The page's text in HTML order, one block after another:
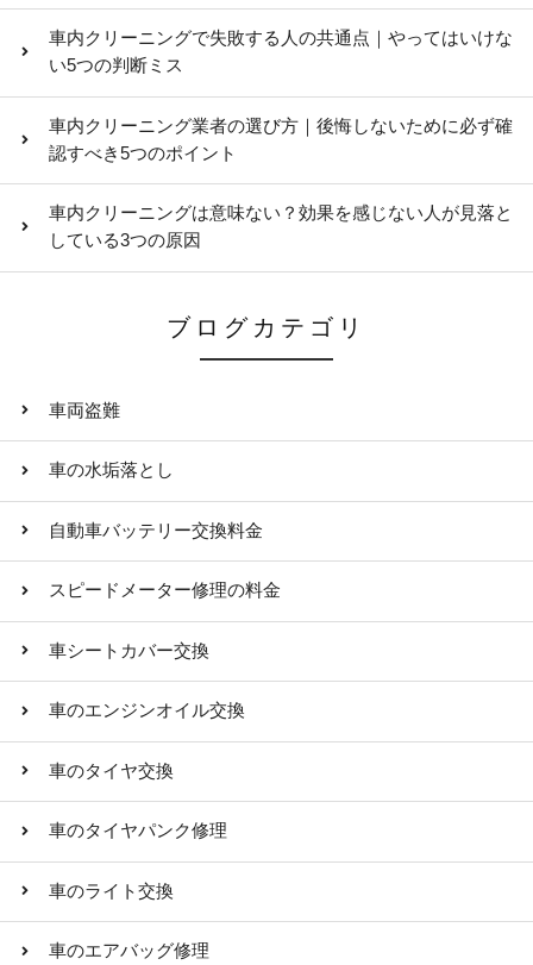
車内クリーニングで失敗する人の共通点｜やってはいけな
い5つの判断ミス
車内クリーニング業者の選び方｜後悔しないために必ず確
認すべき5つのポイント
車内クリーニングは意味ない？効果を感じない人が見落と
している3つの原因
ブログカテゴリ
車両盗難
車の水垢落とし
自動車バッテリー交換料金
スピードメーター修理の料金
車シートカバー交換
車のエンジンオイル交換
車のタイヤ交換
車のタイヤパンク修理
車のライト交換
車のエアバッグ修理